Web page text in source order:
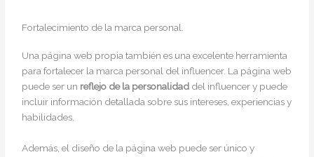
Fortalecimiento de la marca personal.
Una página web propia también es una excelente herramienta
para fortalecer la marca personal del influencer. La página web
puede ser un reflejo de la personalidad del influencer y puede
incluir información detallada sobre sus intereses, experiencias y
habilidades.
Además, el diseño de la página web puede ser único y